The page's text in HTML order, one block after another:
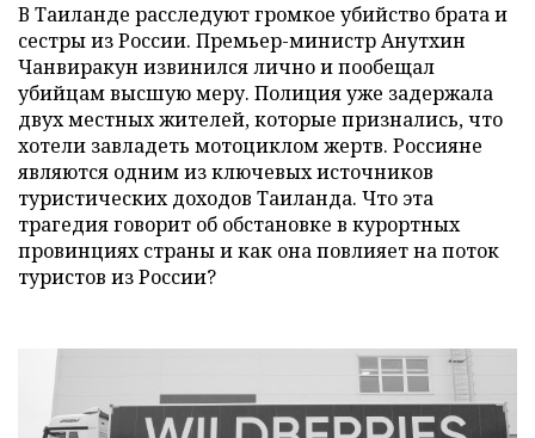
В Таиланде расследуют громкое убийство брата и
сестры из России. Премьер-министр Анутхин
Чанвиракун извинился лично и пообещал
убийцам высшую меру. Полиция уже задержала
двух местных жителей, которые признались, что
хотели завладеть мотоциклом жертв. Россияне
являются одним из ключевых источников
туристических доходов Таиланда. Что эта
трагедия говорит об обстановке в курортных
провинциях страны и как она повлияет на поток
туристов из России?